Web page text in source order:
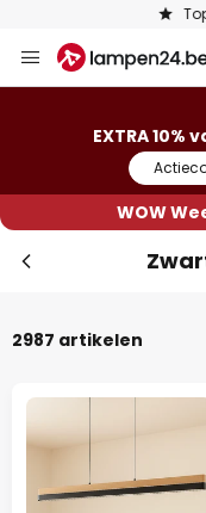
naar
EXTRA 10%
WOW
2987 artikelen